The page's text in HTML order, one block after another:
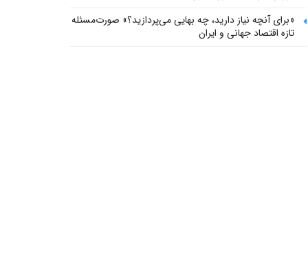
«برای آنچه نیاز دارید، چه بهایی می‌پردازید؟» صورت‌مسئله
تازه اقتصاد جهانی و ایران